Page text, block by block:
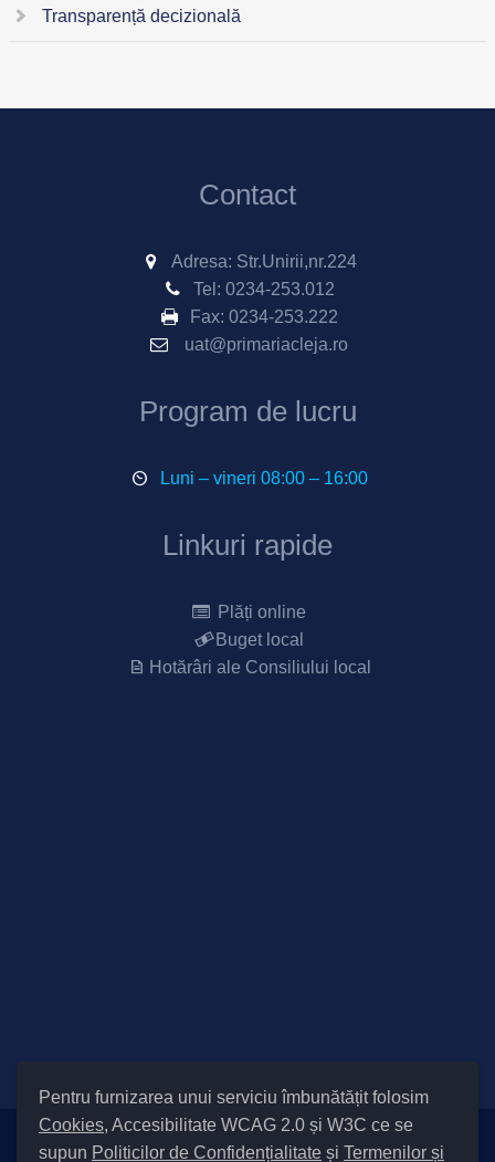
Pentru furnizarea unui serviciu îmbunătățit folosim
Cookies, Accesibilitate WCAG 2.0 și W3C ce se
supun Politicilor de Confidențialitate și Termenilor și
Transparență decizională
Contact
Adresa: Str.Unirii,nr.224
Tel: 0234-253.012
Fax: 0234-253.222
uat@primariacleja.ro
Program de lucru
Luni – vineri 08:00 – 16:00
Linkuri rapide
Plăți online
Buget local
Hotărâri ale Consiliului local